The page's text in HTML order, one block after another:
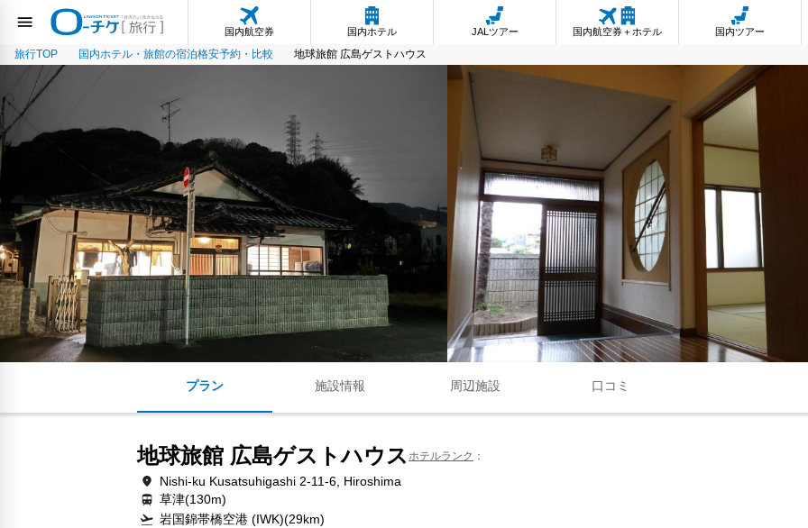
国内航空券 国内ホテル JALツアー 国内航空券＋ホテル 国内ツアー
旅行TOP 国内ホテル・旅館の宿泊格安予約・比較 地球旅館 広島ゲストハウス
プラン 施設情報 周辺施設 口コミ
地球旅館 広島ゲストハウス ホテルランク
Nishi-ku Kusatsuhigashi 2-11-6, Hiroshima
草津(130m)
岩国錦帯橋空港 (IWK)(29km)